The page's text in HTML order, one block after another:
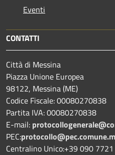
Eventi
CONTATTI
Città di Messina
Piazza Unione Europea
98122, Messina (ME)
Codice Fiscale: 00080270838
Partita IVA: 00080270838
E-mail:
PEC:
Centralino Unico:+39 090 7721